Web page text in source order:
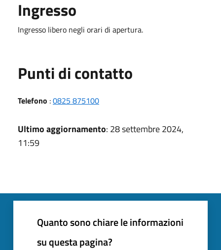
Ingresso
Ingresso libero negli orari di apertura.
Punti di contatto
Telefono :0825 875100
Ultimo aggiornamento: 28 settembre 2024,
11:59
Quanto sono chiare le informazioni
su questa pagina?